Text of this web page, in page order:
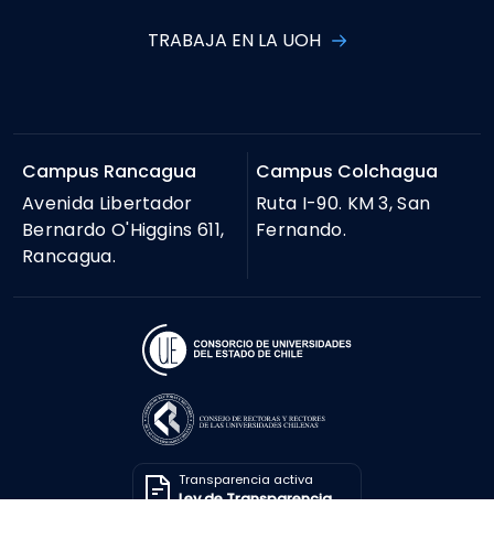
TRABAJA EN LA UOH
Campus Rancagua
Avenida Libertador
Bernardo O'Higgins 611,
Rancagua.
Campus Colchagua
Ruta I-90. KM 3, San
Fernando.
Transparencia activa
Ley de Transparencia